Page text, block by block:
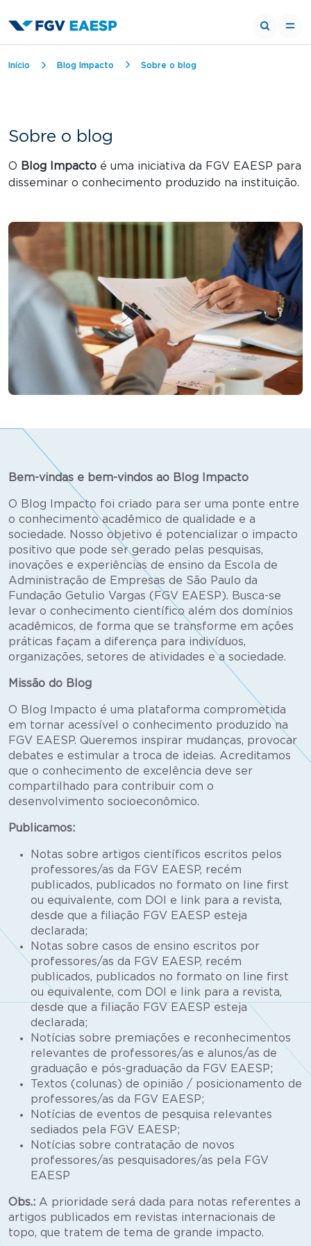
Trilha de navegação
Início Blog Impacto Sobre o blog
Sobre o blog
O Blog Impacto é uma iniciativa da FGV EAESP para
disseminar o conhecimento produzido na instituição.
Bem-vindas e bem-vindos ao Blog Impacto
O Blog Impacto foi criado para ser uma ponte entre
o conhecimento acadêmico de qualidade e a
sociedade. Nosso objetivo é potencializar o impacto
positivo que pode ser gerado pelas pesquisas,
inovações e experiências de ensino da Escola de
Administração de Empresas de São Paulo da
Fundação Getulio Vargas (FGV EAESP). Busca-se
levar o conhecimento científico além dos domínios
acadêmicos, de forma que se transforme em ações
práticas façam a diferença para indivíduos,
organizações, setores de atividades e a sociedade.
Missão do Blog
O Blog Impacto é uma plataforma comprometida
em tornar acessível o conhecimento produzido na
FGV EAESP. Queremos inspirar mudanças, provocar
debates e estimular a troca de ideias. Acreditamos
que o conhecimento de excelência deve ser
compartilhado para contribuir com o
desenvolvimento socioeconômico.
Publicamos:
Notas sobre artigos científicos escritos pelos
professores/as da FGV EAESP, recém
publicados, publicados no formato on line first
ou equivalente, com DOI e link para a revista,
desde que a filiação FGV EAESP esteja
declarada;
Notas sobre casos de ensino escritos por
professores/as da FGV EAESP, recém
publicados, publicados no formato on line first
ou equivalente, com DOI e link para a revista,
desde que a filiação FGV EAESP esteja
declarada;
Notícias sobre premiações e reconhecimentos
relevantes de professores/as e alunos/as de
graduação e pós-graduação da FGV EAESP;
Textos (colunas) de opinião / posicionamento de
professores/as da FGV EAESP;
Notícias de eventos de pesquisa relevantes
sediados pela FGV EAESP;
Notícias sobre contratação de novos
professores/as pesquisadores/as pela FGV
EAESP
Obs.: A prioridade será dada para notas referentes a
artigos publicados em revistas internacionais de
topo, que tratem de tema de grande impacto.